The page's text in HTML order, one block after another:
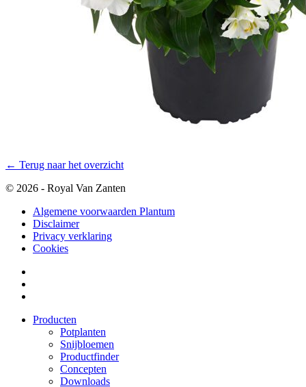
← Terug naar het overzicht
© 2026 - Royal Van Zanten
Algemene voorwaarden Plantum
Disclaimer
Privacy verklaring
Cookies
Producten
Potplanten
Snijbloemen
Productfinder
Concepten
Downloads